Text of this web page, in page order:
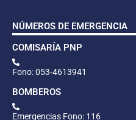
NÚMEROS DE EMERGENCIA
COMISARÍA PNP
Fono: 053-4613941
BOMBEROS
Emergencias Fono: 116